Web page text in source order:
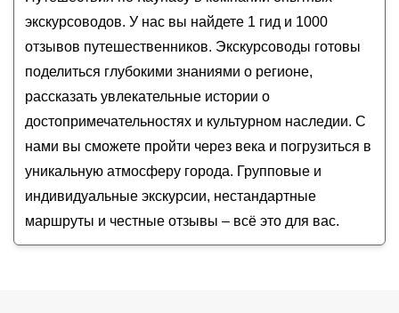
сентябрь 2026года от 140 до 150 EUR
экскурсоводов. У нас вы найдете 1 гид и 1000
отзывов путешественников. Экскурсоводы готовы
поделиться глубокими знаниями о регионе,
рассказать увлекательные истории о
достопримечательностях и культурном наследии. С
нами вы сможете пройти через века и погрузиться в
уникальную атмосферу города. Групповые и
индивидуальные экскурсии, нестандартные
маршруты и честные отзывы – всё это для вас.